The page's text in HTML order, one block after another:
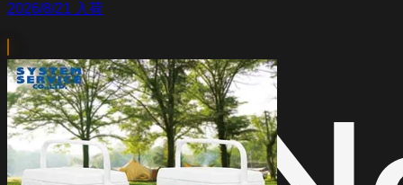
2026/8/21 入荷